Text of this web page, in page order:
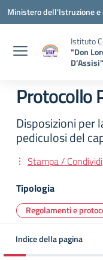
Vai ai contenuti
Vai al menu di navigazione
Vai al footer
Ministero dell'Istruzione
Istituto
"Don
D’Assisi"
Protocollo
Disposizioni per
pediculosi del
Stampa / Condividi
Tipologia
Regolamenti e
Indice della pagina